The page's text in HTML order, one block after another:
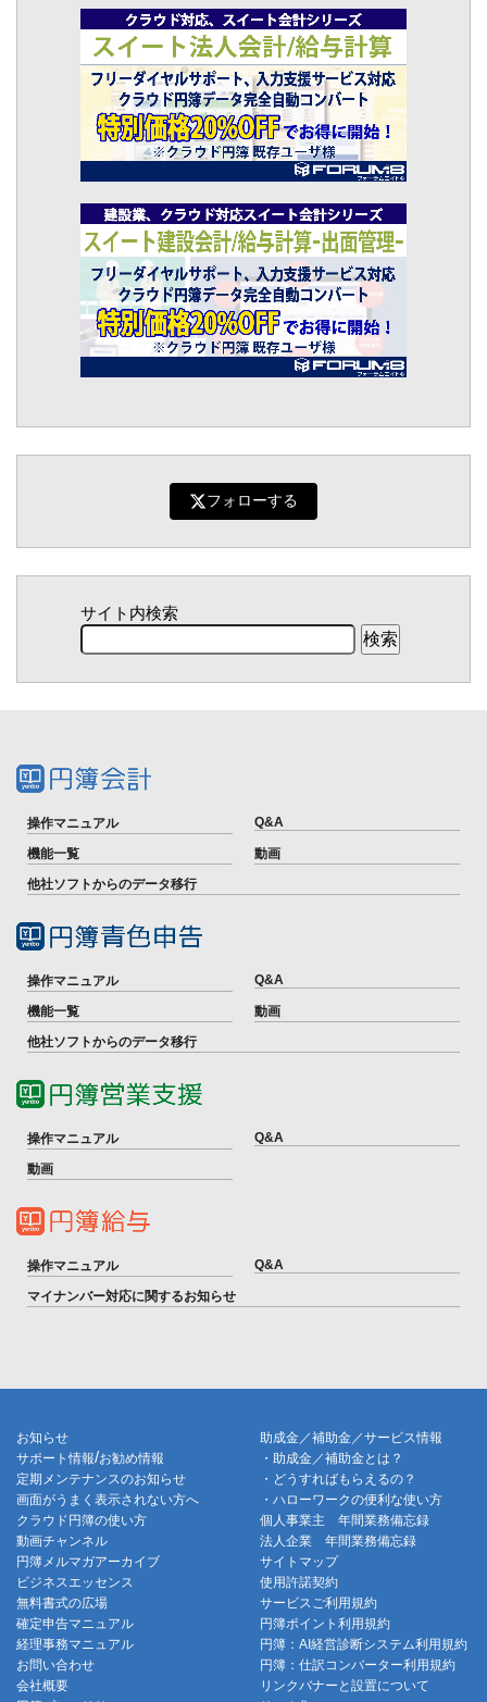
フォローする
サイト内検索
操作マニュアル Q&A
機能一覧
動画
他社ソフトからのデータ移行
操作マニュアル Q&A
機能一覧
動画
他社ソフトからのデータ移行
操作マニュアル Q&A
動画
操作マニュアル Q&A
マイナンバー対応に関するお知らせ
お知らせ
サポート情報/お勧め情報
定期メンテナンスのお知らせ
画面がうまく表示されない方へ
クラウド円簿の使い方
動画チャンネル
円簿メルマガアーカイブ
助成金／補助金／サービス情報
・助成金／補助金とは？
・どうすればもらえるの？
・ハローワークの便利な使い方
個人事業主 年間業務備忘録
法人企業 年間業務備忘録
サイトマップ
ビジネスエッセンス
無料書式の広場
確定申告マニュアル
経理事務マニュアル
お問い合わせ
会社概要
使用許諾契約
サービスご利用規約
円簿ポイント利用規約
円簿：AI経営診断システム利用規約
円簿：仕訳コンバーター利用規約
リンクバナーと設置について